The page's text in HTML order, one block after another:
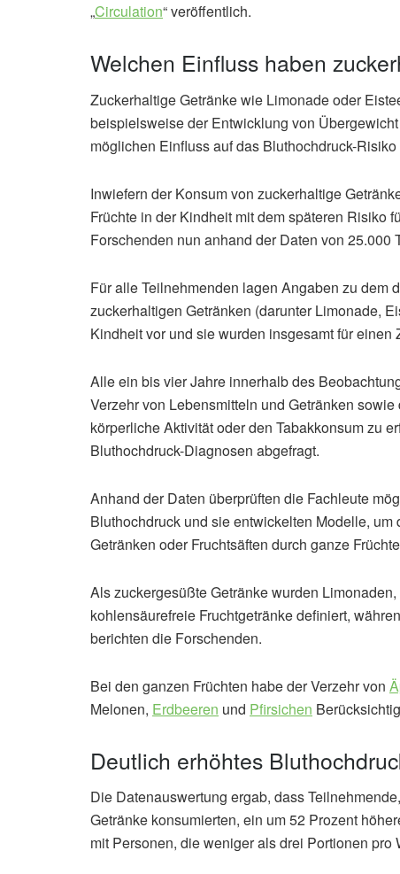
„Circulation“ veröffentlich.
Welchen Einfluss haben
Zuckerhaltige Getränke wie Limonade oder
beispielsweise der Entwicklung von
möglichen Einfluss auf das Bluthochdruck-
Inwiefern der Konsum von zuckerhaltige
Früchte in der Kindheit mit dem späteren Risiko
Forschenden nun anhand der Daten von 25.000
Für alle Teilnehmenden lagen Angaben zu dem
zuckerhaltigen Getränken (darunter Limonade,
Kindheit vor und sie wurden insgesamt für
Alle ein bis vier Jahre innerhalb des
Verzehr von Lebensmitteln und Getränken
körperliche Aktivität oder den Tabakkonsum zu
Bluthochdruck-Diagnosen abgefragt.
Anhand der Daten überprüften die Fachleute
Bluthochdruck und sie entwickelten Modelle,
Getränken oder Fruchtsäften durch ganze
Als zuckergesüßte Getränke wurden
kohlensäurefreie Fruchtgetränke definiert,
berichten die Forschenden.
Bei den ganzen Früchten habe der Verzehr von
Melonen, Erdbeeren und Pfirsichen
Deutlich erhöhtes
Die Datenauswertung ergab, dass
Getränke konsumierten, ein um 52 Prozent
mit Personen, die weniger als drei Portionen